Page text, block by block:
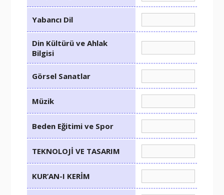
Yabancı Dil
Din Kültürü ve Ahlak
Bilgisi
Görsel Sanatlar
Müzik
Beden Eğitimi ve Spor
TEKNOLOJİ VE TASARIM
KUR’AN-I KERİM